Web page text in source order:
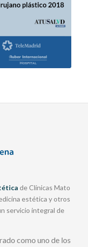
de Clínicas Mato
estética y otros
servicio integral de
como uno de los